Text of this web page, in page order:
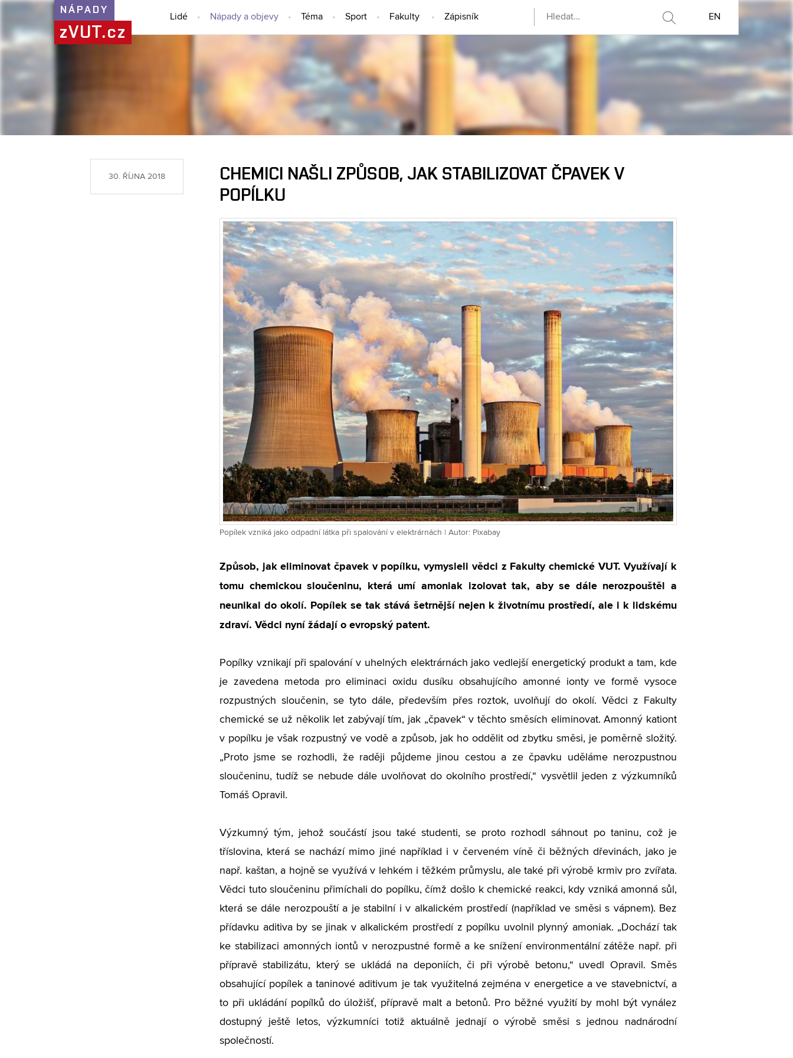
NÁPADY
zVUT.cz
Lidé Nápady a objevy Téma Sport Fakulty Zápisník EN
NÁPADY A OBJEVY
30. ŘÍJNA 2018
CHEMICI NAŠLI ZPŮSOB, JAK STABILIZOVAT ČPAVEK V
POPÍLKU
Popílek vzniká jako odpadní látka při spalování v elektrárnách | Autor: Pixabay
Způsob, jak eliminovat čpavek v popílku, vymysleli vědci z Fakulty chemické VUT. Využívají k
tomu chemickou sloučeninu, která umí amoniak izolovat tak, aby se dále nerozpouštěl a
neunikal do okolí. Popílek se tak stává šetrnější nejen k životnímu prostředí, ale i k lidskému
zdraví. Vědci nyní žádají o evropský patent.
Popílky vznikají při spalování v uhelných elektrárnách jako vedlejší energetický produkt a tam, kde
je zavedena metoda pro eliminaci oxidu dusíku obsahujícího amonné ionty ve formě vysoce
rozpustných sloučenin, se tyto dále, především přes roztok, uvolňují do okolí. Vědci z Fakulty
chemické se už několik let zabývají tím, jak „čpavek“ v těchto směsích eliminovat. Amonný kationt
v popílku je však rozpustný ve vodě a způsob, jak ho oddělit od zbytku směsi, je poměrně složitý.
„Proto jsme se rozhodli, že raději půjdeme jinou cestou a ze čpavku uděláme nerozpustnou
sloučeninu, tudíž se nebude dále uvolňovat do okolního prostředí,“ vysvětlil jeden z výzkumníků
Tomáš Opravil.
Výzkumný tým, jehož součástí jsou také studenti, se proto rozhodl sáhnout po taninu, což je
tříslovina, která se nachází mimo jiné například i v červeném víně či běžných dřevinách, jako je
např. kaštan, a hojně se využívá v lehkém i těžkém průmyslu, ale také při výrobě krmiv pro zvířata.
Vědci tuto sloučeninu přimíchali do popílku, čímž došlo k chemické reakci, kdy vzniká amonná sůl,
která se dále nerozpouští a je stabilní i v alkalickém prostředí (například ve směsi s vápnem). Bez
přídavku aditiva by se jinak v alkalickém prostředí z popílku uvolnil plynný amoniak. „Dochází tak
ke stabilizaci amonných iontů v nerozpustné formě a ke snížení environmentální zátěže např. při
přípravě stabilizátu, který se ukládá na deponiích, či při výrobě betonu,“ uvedl Opravil. Směs
obsahující popílek a taninové aditivum je tak využitelná zejména v energetice a ve stavebnictví, a
to při ukládání popílků do úložišť, přípravě malt a betonů. Pro běžné využití by mohl být vynález
dostupný ještě letos, výzkumníci totiž aktuálně jednají o výrobě směsi s jednou nadnárodní
společností.